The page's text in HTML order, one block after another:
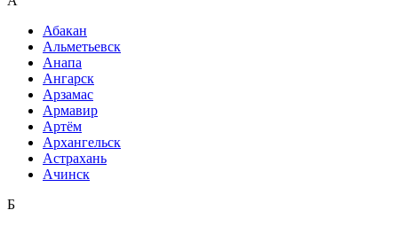
Абакан
Альметьевск
Анапа
Ангарск
Арзамас
Армавир
Артём
Архангельск
Астрахань
Ачинск
Б